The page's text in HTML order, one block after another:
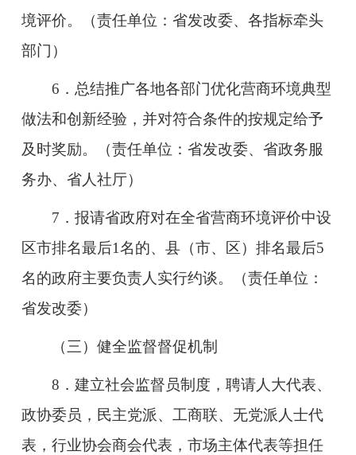
境评价。（责任单位：省发改委、各指标牵头
部门）
6．总结推广各地各部门优化营商环境典型
做法和创新经验，并对符合条件的按规定给予
及时奖励。（责任单位：省发改委、省政务服
务办、省人社厅）
7．报请省政府对在全省营商环境评价中设
区市排名最后1名的、县（市、区）排名最后5
名的政府主要负责人实行约谈。（责任单位：
省发改委）
（三）健全监督督促机制
8．建立社会监督员制度，聘请人大代表、
政协委员，民主党派、工商联、无党派人士代
表，行业协会商会代表，市场主体代表等担任